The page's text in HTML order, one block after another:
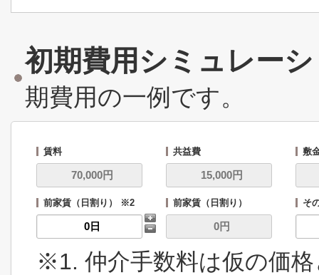
初期費用シミュレー
期費用の一例です。
賃料 共益費 敷
前家賃（日割り） ※2 前家賃（日割り） そ
※1. 仲介手数料は仮の価